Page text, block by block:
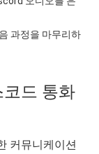
과정을 마무리하
드 통화
커뮤니케이션